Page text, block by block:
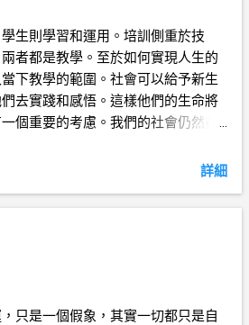
生則學習和運用。培訓側重於技
者都是教學。至於如何實現人生的
下教學的範圍。社會可以給予新生
去實踐和感悟。這樣他們的生命將
個重要的考慮。我們的社會仍然在
詳細
只是一個假象，其實一切都只是自